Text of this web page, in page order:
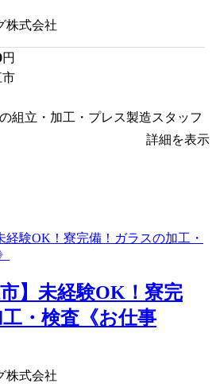
株式会社
円
市
組立・加工・プレス製造スタッフ
詳細を表示
市】未経験OK！寮完
・検査《お仕事
株式会社